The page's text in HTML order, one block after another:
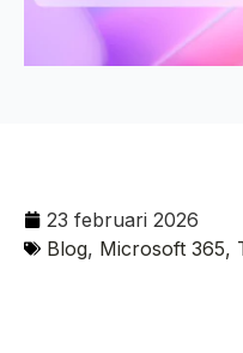
23 februari 2026
Blog, Microsoft 365,